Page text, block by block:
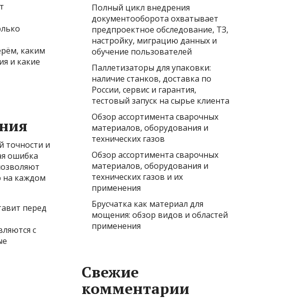
каким
и какие
точности и
ошибка
на каждом
перед
с
Полный цикл внедрения
документооборота охватывает
предпроектное обследование, ТЗ,
настройку, миграцию данных и
обучение пользователей
Паллетизаторы для упаковки:
наличие станков, доставка по
России, сервис и гарантия,
тестовый запуск на сырье клиента
Обзор ассортимента сварочных
материалов, оборудования и
технических газов
Обзор ассортимента сварочных
материалов, оборудования и
технических газов и их
применения
Брусчатка как материал для
мощения: обзор видов и областей
применения
Свежие
комментарии